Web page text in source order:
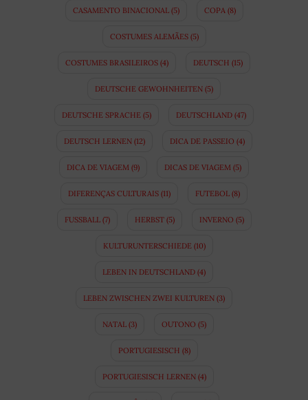
CASAMENTO BINACIONAL(5) COPA(8)
COSTUMES ALEMÃES(5)
COSTUMES BRASILEIROS (4) DEUTSCH (15)
DEUTSCHE GEWOHNHEITEN (5)
DEUTSCHE SPRACHE (5) DEUTSCHLAND (47)
DEUTSCH LERNEN(12) DICA DE PASSEIO (4)
DICA DE VIAGEM (9) DICAS DE VIAGEM (5)
DIFERENÇAS CULTURAIS (11) FUTEBOL (8)
FUSSBALL (7) HERBST(5) INVERNO (5)
KULTURUNTERSCHIEDE(10)
LEBEN IN DEUTSCHLAND (4)
LEBEN ZWISCHEN ZWEI KULTUREN (3)
NATAL(3) OUTONO (5)
PORTUGIESISCH (8)
PORTUGIESISCH LERNEN(4)